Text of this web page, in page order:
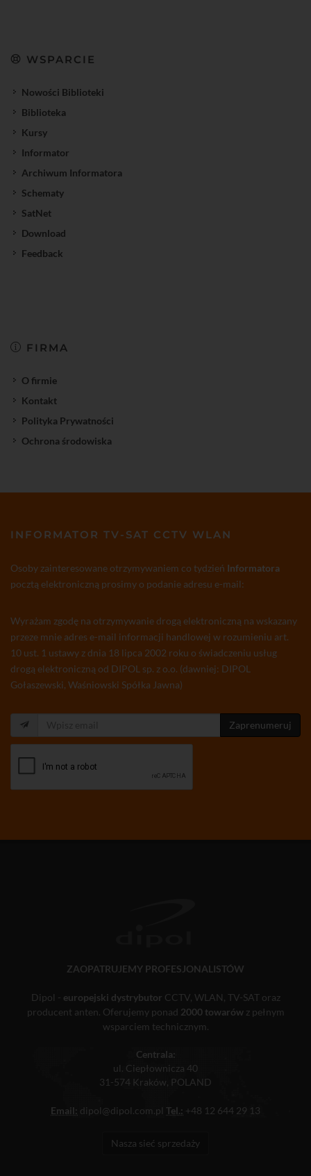
WSPARCIE
Nowości Biblioteki
Biblioteka
Kursy
Informator
Archiwum Informatora
Schematy
SatNet
Download
Feedback
FIRMA
O firmie
Kontakt
Polityka Prywatności
Ochrona środowiska
INFORMATOR TV-SAT CCTV WLAN
Osoby zainteresowane otrzymywaniem co tydzień Informatora
pocztą elektroniczną prosimy o podanie adresu e-mail:
Wyrażam zgodę na otrzymywanie drogą elektroniczną na wskazany
przeze mnie adres e-mail informacji handlowej w rozumieniu art.
10 ust. 1 ustawy z dnia 18 lipca 2002 roku o świadczeniu usług
drogą elektroniczną od DIPOL sp. z o.o. (dawniej: DIPOL
Gołaszewski, Waśniowski Spółka Jawna)
Zaprenumeruj
ZAOPATRUJEMY PROFESJONALISTÓW
Dipol - europejski dystrybutor CCTV, WLAN, TV-SAT oraz
producent anten. Oferujemy ponad 2000 towarówz pełnym
wsparciem technicznym.
Centrala:
ul. Ciepłownicza 40
31-574 Kraków, POLAND
Email: dipol@dipol.com.pl Tel.: +48 12 644 29 13
Nasza sieć sprzedaży